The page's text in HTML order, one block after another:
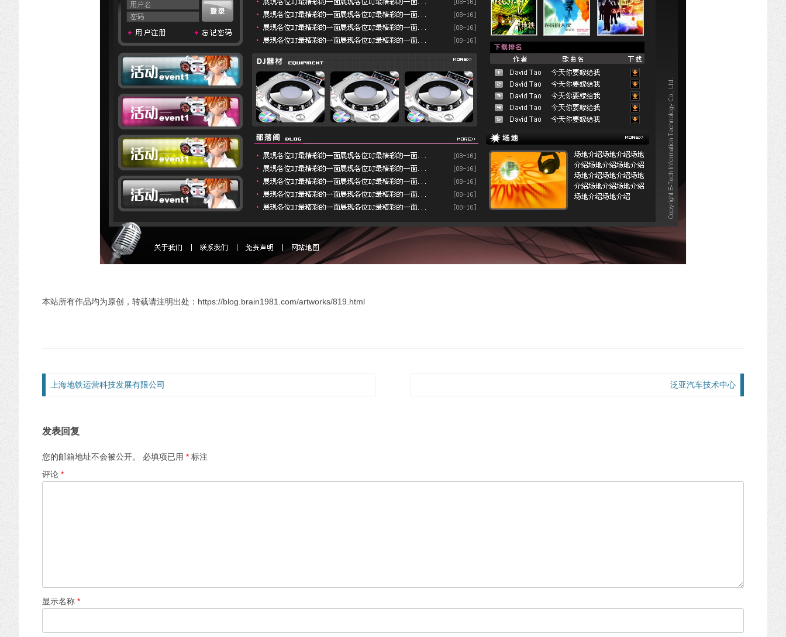
本站所有作品均为原创，转载请注明出处：https://blog.brain1981.com/artworks/819.html
文章导航
上海地铁运营科技发展有限公司 泛亚汽车技术中心
发表回复
您的邮箱地址不会被公开。 必填项已用 * 标注
评论 *
显示名称 *